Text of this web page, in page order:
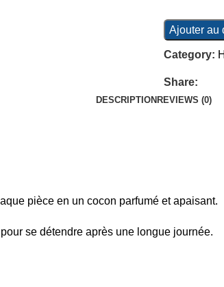
Ajouter au
Category:
Share:
DESCRIPTION REVIEWS (0)
pièce en un cocon parfumé et apaisant.
se détendre après une longue journée.